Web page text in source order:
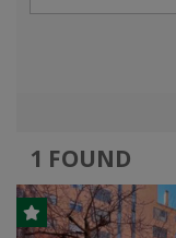
1 FOUND